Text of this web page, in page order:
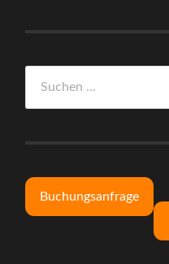
nach:
Buchungsanfrage